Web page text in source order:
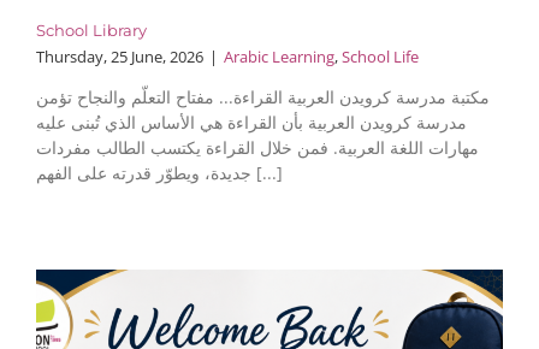
School Library
Thursday, 25 June, 2026 | Arabic Learning,School Life
مكتبة مدرسة كرويدن العربية القراءة... مفتاح التعلّم والنجاح تؤمن
مدرسة كرويدن العربية بأن القراءة هي الأساس الذي تُبنى عليه
مهارات اللغة العربية. فمن خلال القراءة يكتسب الطالب مفردات
جديدة، ويطوّر قدرته على الفهم [...]